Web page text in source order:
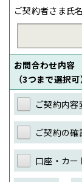
ご契約者さま氏名
お問合わせ内容
（3つまで選択可
ご契約内容
ご契約の確
口座・カー